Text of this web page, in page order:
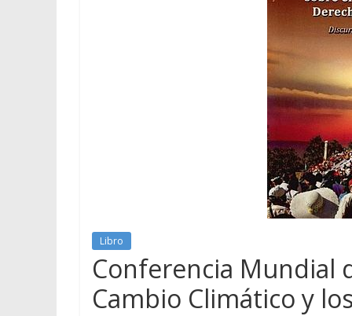
Libro
Conferencia Mundial
Cambio Climático y